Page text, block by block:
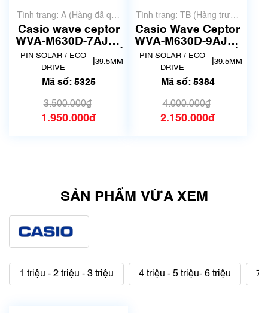
Tình trạng: A (Hàng đã qua
sử dụng nhưng rất đẹp,
không có xước)
Casio wave ceptor
WVA-M630D-7AJF |
Size 39.5mm| Mã số
5325
PIN SOLAR / ECO
DRIVE
39.5MM
Mã số: 5325
3.500.000₫
1.950.000₫
Tình trạng: TB (Hàng trưng
bày, thanh lý)
Casio Wave Ceptor
WVA-M630D-9AJF |
size 40mm | Mã số
5384
PIN SOLAR / ECO
DRIVE
39.5MM
Mã số: 5384
4.000.000₫
2.150.000₫
SẢN PHẨM VỪA XEM
1 triệu - 2 triệu - 3 triệu 4 triệu - 5 triệu- 6 triệu 7